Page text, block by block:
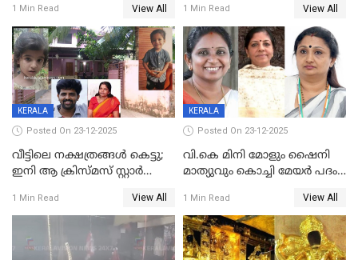
നടപടി;സ്ഥാപനങ്ങൾക്കെതിരെ
രണ്ട് കേസുകൾ
1 Min Read View All
മരണത്തിന് കീഴടങ്ങി
1 Min Read View All
KERALA
Posted On 23-12-2025
വീട്ടിലെ നക്ഷത്രങ്ങൾ കെട്ടു;
ഇനി ആ ക്രിസ്മസ് സ്റ്റാർ
വേണ്ടിയുള്ള
പിടിവലിക്കിടയിൽ
അപ്പൂപ്പനെതിരെ പോക്സോ
കേസ് ഒടുവിൽ 4 ജീവനുകൾ
1 Min Read View All
KERALA
Posted On 23-12-2025
വി.കെ മിനി മോളും ഷൈനി
മാത്യുവും കൊച്ചി മേയർ പദം
മേയറാകില്ല
1 Min Read View All